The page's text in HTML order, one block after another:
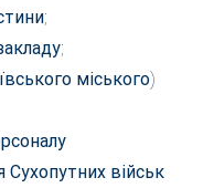
міського)
військ